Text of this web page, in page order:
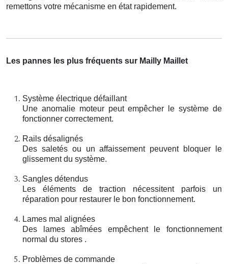
remettons votre mécanisme en état rapidement.
Les pannes les plus fréquents sur Mailly Maillet
Système électrique défaillant
Une anomalie moteur peut empêcher le système de
fonctionner correctement.
Rails désalignés
Des saletés ou un affaissement peuvent bloquer le
glissement du système.
Sangles détendus
Les éléments de traction nécessitent parfois un
réparation pour restaurer le bon fonctionnement.
Lames mal alignées
Des lames abîmées empêchent le fonctionnement
normal du stores .
Problèmes de commande